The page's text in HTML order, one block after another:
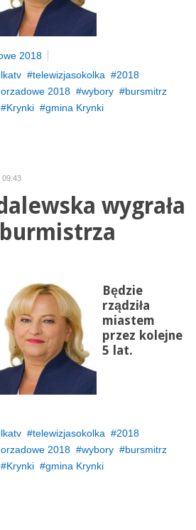
2018
telewizjasokolka
2018
2018 wybory
bursmitrz
Krynki
gmina Krynki
09:43
wygrała
Będzie
rządziła
miastem
przez kolejne
5 lat.
telewizjasokolka
2018
2018 wybory
bursmitrz
Krynki
gmina Krynki